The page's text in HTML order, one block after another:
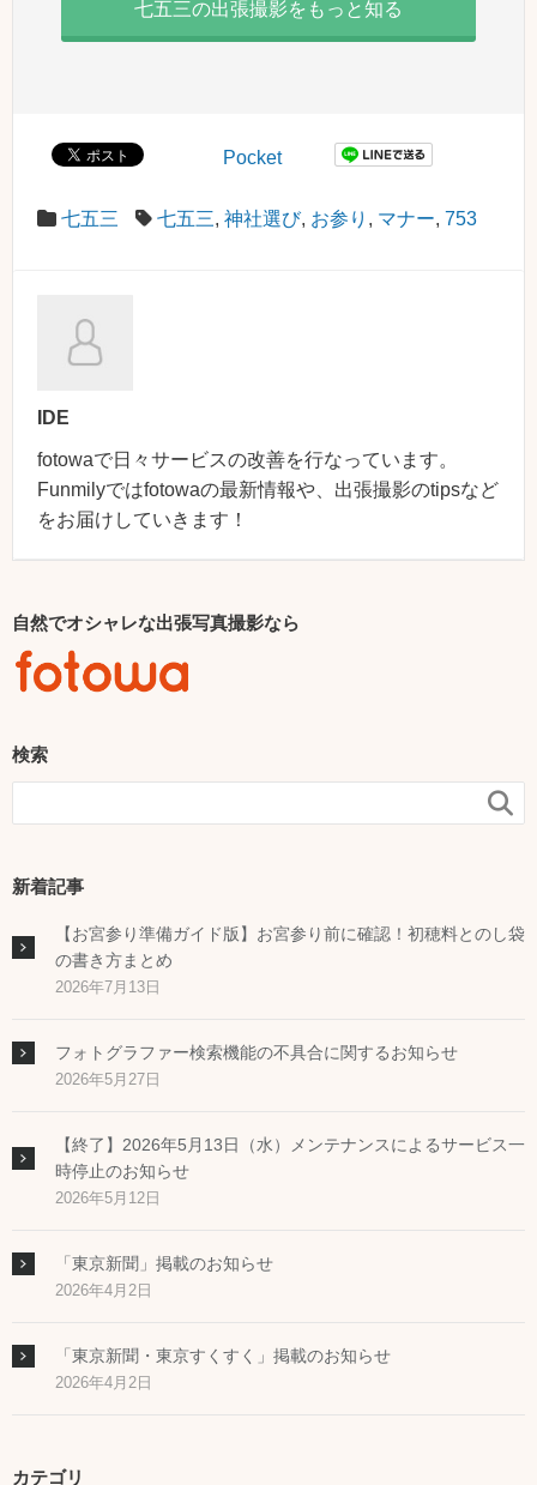
七五三の出張撮影をもっと知る
Pocket
七五三 七五三, 神社選び, お参り , マナー, 753
IDE
fotowaで日々サービスの改善を行なっています。
Funmilyではfotowaの最新情報や、出張撮影のtipsなど
をお届けしていきます！
自然でオシャレな出張写真撮影なら
検索

新着記事
【お宮参り準備ガイド版】お宮参り前に確認！初穂料とのし袋
の書き方まとめ
2026年7月13日
フォトグラファー検索機能の不具合に関するお知らせ
2026年5月27日
【終了】2026年5月13日（水）メンテナンスによるサービス一
時停止のお知らせ
2026年5月12日
「東京新聞」掲載のお知らせ
2026年4月2日
「東京新聞・東京すくすく」掲載のお知らせ
2026年4月2日
カテゴリ